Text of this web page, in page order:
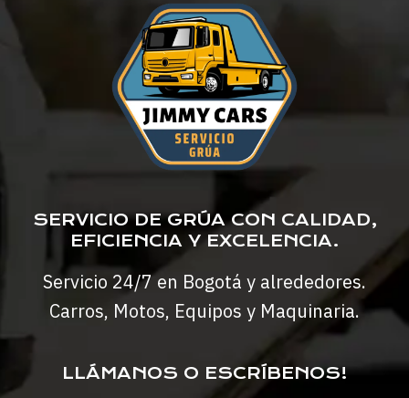
DIGITAL
SERVICIO DE GRÚA CON CALIDAD,
EFICIENCIA Y EXCELENCIA.
Servicio 24/7 en Bogotá y alrededores.
Carros, Motos, Equipos y Maquinaria.
LLÁMANOS O ESCRÍBENOS!